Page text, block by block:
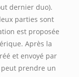
dernier duo).
parties sont
est proposée
Après la
et envoyé par
peut prendre un